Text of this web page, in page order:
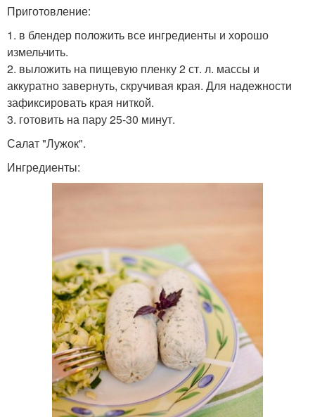
Приготовление:
1. в блендер положить все ингредиенты и хорошо
измельчить.
2. выложить на пищевую пленку 2 ст. л. массы и
аккуратно завернуть, скручивая края. Для надежности
зафиксировать края ниткой.
3. готовить на пару 25-30 минут.
Салат "Лужок".
Ингредиенты: